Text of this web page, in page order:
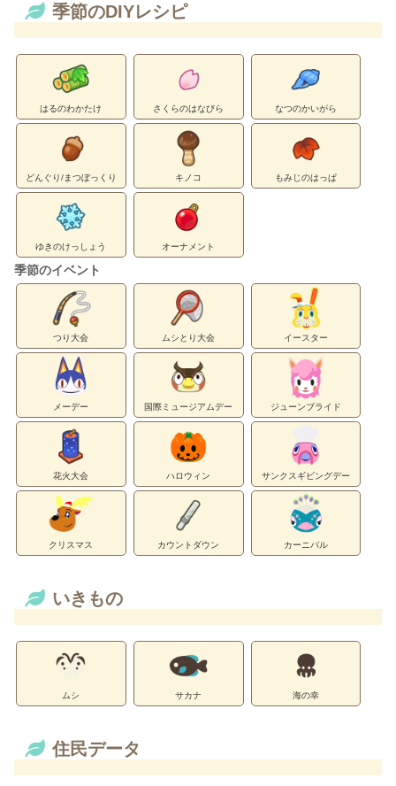
季節のDIYレシピ
はるのわかたけ さくらのはなびら なつのかいがら
どんぐり/まつぼっくり キノコ もみじのはっぱ
ゆきのけっしょう オーナメント
季節のイベント
つり大会 ムシとり大会 イースター
メーデー 国際ミュージアムデー ジューンブライド
花火大会 ハロウィン サンクスギビングデー
クリスマス カウントダウン カーニバル
いきもの
ムシ サカナ 海の幸
住民データ